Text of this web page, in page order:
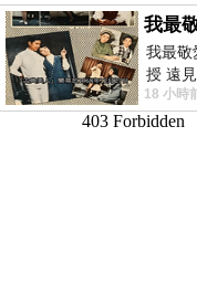
我最敬
授 遠
老闆、
18 小時